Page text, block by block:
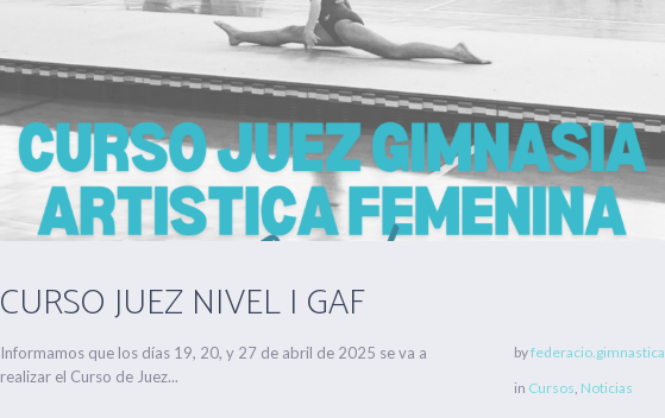
CURSO JUEZ NIVEL I GAF
Informamos que los días 19, 20, y 27 de abril de 2025 se va a
realizar el Curso de Juez...
byfederacio.gimnastica
in Cursos Noticias